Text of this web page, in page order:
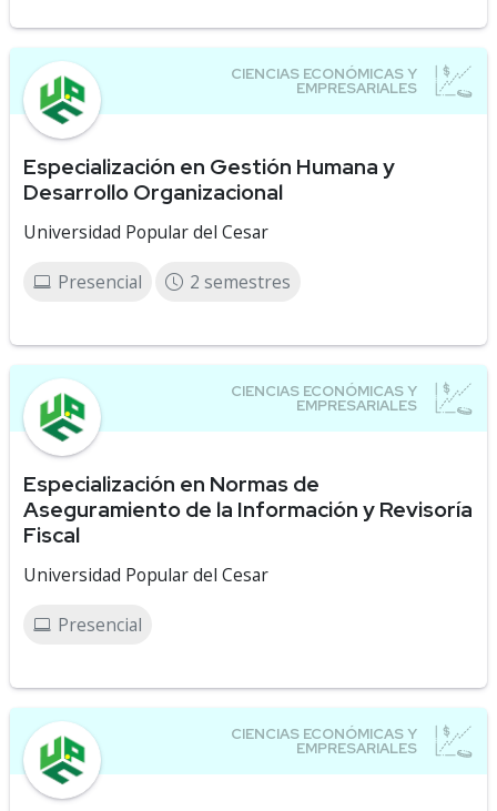
Especialización en Gestión Humana y
Desarrollo Organizacional
Universidad Popular del Cesar
Presencial 2 semestres
Especialización en Normas de
Aseguramiento de la Información y Revisoría
Fiscal
Universidad Popular del Cesar
Presencial